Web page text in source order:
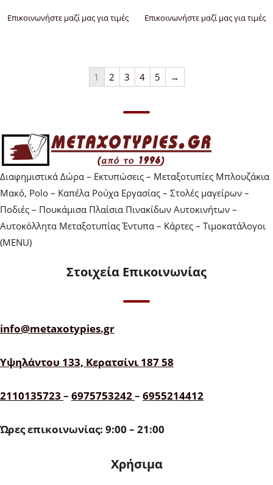
Επικοινωνήστε μαζί μας για τιμές Επικοινωνήστε μαζί μας για τιμές
1 2 3 4 5 →
Διαφημιστικά Δώρα – Εκτυπώσεις – Μεταξοτυπίες Μπλουζάκια
Μακό, Polo – Καπέλα Ρούχα Εργασίας – Στολές μαγείρων –
Ποδιές – Πουκάμισα Πλαίσια Πινακίδων Αυτοκινήτων –
Αυτοκόλλητα Μεταξοτυπίας Έντυπα – Κάρτες – Τιμοκατάλογοι
(MENU)
Στοιχεία Επικοινωνίας
info@metaxotypies.gr
Υψηλάντου 133, Κερατσίνι 187 58
2110135723 – 6975753242– 6955214412
Ώρες επικοινωνίας: 9:00 – 21:00
Χρήσιμα